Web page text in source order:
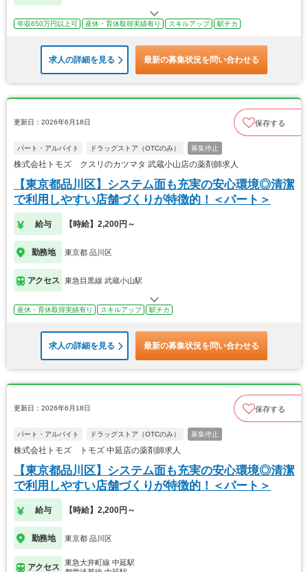
年収650万円以上可 産休・育休取得実績有り スキルアップ 駅チカ
求人の詳細を見る 最新の募集状況を問い合わせる
更新日：2026年6月18日 保存する
パート・アルバイト ドラッグストア（OTCのみ） 募集停止
株式会社トモズ クスリのカツマタ 武蔵小山店の薬剤師求人
【東京都品川区】システム面も充実の安心環境◎清潔
で利用しやすい店舗づくりが特徴的！＜パート＞
給与 【時給】2,200円～
勤務地 東京都 品川区
アクセス 東急目黒線 武蔵小山駅
産休・育休取得実績有り スキルアップ 駅チカ
求人の詳細を見る 最新の募集状況を問い合わせる
更新日：2026年6月18日 保存する
パート・アルバイト ドラッグストア（OTCのみ） 募集停止
株式会社トモズ トモズ 中延店の薬剤師求人
【東京都品川区】システム面も充実の安心環境◎清潔
で利用しやすい店舗づくりが特徴的！＜パート＞
給与 【時給】2,200円～
勤務地 東京都 品川区
アクセス
東急大井町線 中延駅